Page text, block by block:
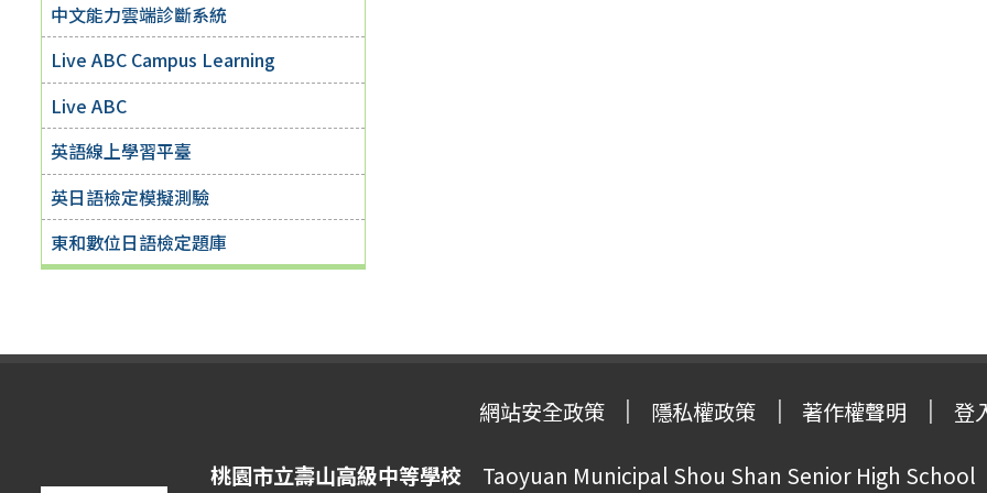
中文能力雲端診斷系統
Live ABC Campus Learning
Live ABC
英語線上學習平臺
英日語檢定模擬測驗
東和數位日語檢定題庫
網站安全政策 隱私權政策 著作權聲明 登
桃園市立壽山高級中等學校 Taoyuan Municipal Shou Shan Senior High School